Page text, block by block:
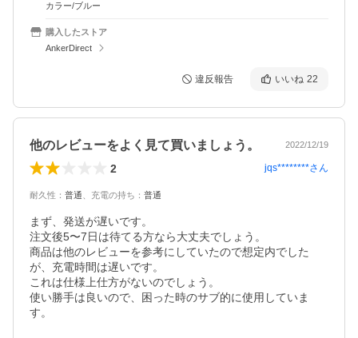
カラー/ブルー
購入したストア
AnkerDirect
違反報告 いいね 22
他のレビューをよく見て買いましょう。 2022/12/19
2 jqs********さん
耐久性 ： 普通 充電の持ち ： 普通
まず、発送が遅いです。
注文後5〜7日は待てる方なら大丈夫でしょう。
商品は他のレビューを参考にしていたので想定内でした
が、充電時間は遅いです。
これは仕様上仕方がないのでしょう。
使い勝手は良いので、困った時のサブ的に使用していま
す。